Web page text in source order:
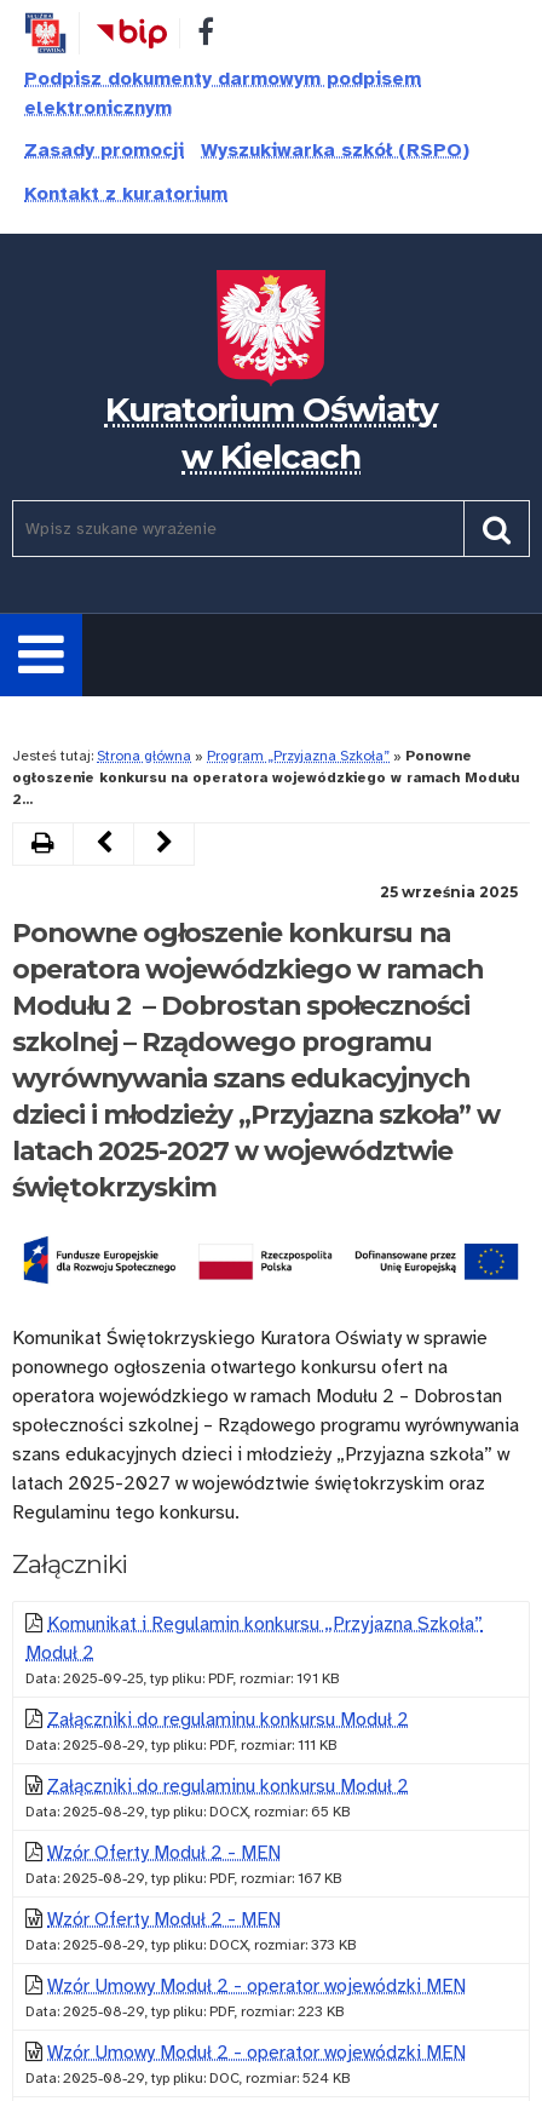
Przejdź
Przejdź
Dostępność
Podpisz dokumenty darmowym podpisem
elektronicznym
Zasady promocji
Wyszukiwarka szkół (RSPO)
Kontakt z kuratorium
Kuratorium Oświaty
w Kielcach
wymagane.
3
znaki.
Rozwiń
Jesteś tutaj: Strona główna » Program „Przyjazna Szkoła” » Ponowne
ogłoszenie konkursu na operatora wojewódzkiego w ramach Modułu
2...
25 września 2025
Ponowne ogłoszenie konkursu na
operatora wojewódzkiego w ramach
Modułu 2 – Dobrostan społeczności
szkolnej – Rządowego programu
wyrównywania szans edukacyjnych
dzieci i młodzieży „Przyjazna szkoła” w
latach 2025-2027 w województwie
świętokrzyskim
Komunikat Świętokrzyskiego Kuratora Oświaty w sprawie
ponownego ogłoszenia otwartego konkursu ofert na
operatora wojewódzkiego w ramach Modułu 2 – Dobrostan
społeczności szkolnej – Rządowego programu wyrównywania
szans edukacyjnych dzieci i młodzieży „Przyjazna szkoła” w
latach 2025-2027 w województwie świętokrzyskim oraz
Regulaminu tego konkursu.
Załączniki
Komunikat i Regulamin konkursu „Przyjazna Szkoła”
Moduł 2
Data: 2025-09-25, typ pliku: PDF, rozmiar: 191 KB
Załączniki do regulaminu konkursu Moduł 2
Data: 2025-08-29, typ pliku: PDF, rozmiar: 111 KB
Załączniki do regulaminu konkursu Moduł 2
Data: 2025-08-29, typ pliku: DOCX, rozmiar: 65 KB
Wzór Oferty Moduł 2 - MEN
Data: 2025-08-29, typ pliku: PDF, rozmiar: 167 KB
Wzór Oferty Moduł 2 - MEN
Data: 2025-08-29, typ pliku: DOCX, rozmiar: 373 KB
Wzór Umowy Moduł 2 - operator wojewódzki MEN
Data: 2025-08-29, typ pliku: PDF, rozmiar: 223 KB
Wzór Umowy Moduł 2 - operator wojewódzki MEN
Data: 2025-08-29, typ pliku: DOC, rozmiar: 524 KB
DrukujNastępny
Nabór
wniosków
na
rok
2026
o
dofinansowanie
asystentów
szkołach,
do
których
uczęszczają
uczniowie
uczennice
z
Ukrainy
(Moduł
1.
„Pomoc
rządowego
programu
wyrównywania
szans
dzieci
Poprzedni
Zarządzenie
nr
288.2025
w
sprawie
unieważnienia
otwartego
ofert
operatora
wojewódzkiego
w
ramach
Modułu
Dobrostan
społeczności
szkolnej
–
Rządowego
wyrównywania
szans
edukacyjnych
dzieci
młodzieży